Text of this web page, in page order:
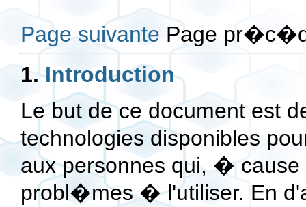
Page suivante Page
1. Introduction
Le but de ce document est
technologies disponibles
aux personnes qui, �
probl�mes � l'utiliser. En